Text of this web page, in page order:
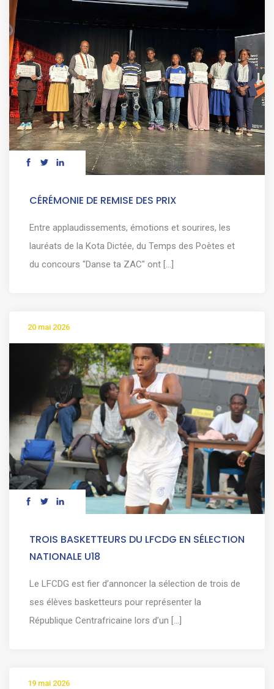
CÉRÉMONIE DE REMISE DES PRIX
Entre applaudissements, émotions et sourires, les
lauréats de la Kota Dictée, du Temps des Poètes et
du concours "Danse ta ZAC" ont [...]
20 mai 2026
TROIS BASKETTEURS DU LFCDG EN SÉLECTION
NATIONALE U18
Le LFCDG est fier d’annoncer la sélection de trois de
ses élèves basketteurs pour représenter la
République Centrafricaine lors d’un [...]
19 mai 2026